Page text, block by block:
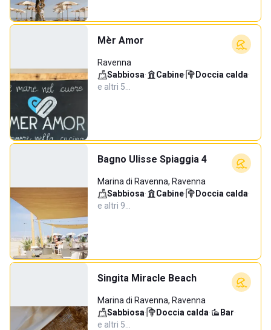
Mèr Amor
Ravenna
Sabbiosa· Cabine· Doccia calda·
e altri 5…
Bagno Ulisse Spiaggia 4
Marina di Ravenna, Ravenna
Sabbiosa· Cabine· Doccia calda·
e altri 9…
Singita Miracle Beach
Marina di Ravenna, Ravenna
Sabbiosa· Doccia calda· Bar·
e altri 5…